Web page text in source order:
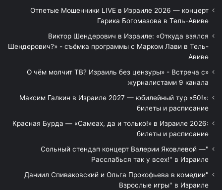
Отпетые Мошенники LIVE в Израиле 2026 — концерт
Гарика Богомазова в Тель-Авиве
Виктор Шендерович в Израиле: «Откуда взялся
Шендерович?» - съёмка программы с Марком Лави в Тель-
Авиве
«О чём молчит ТВ? Израиль без цензуры» - Встреча с
журналистами 9 канала
Максим Галкин в Израиле 2027 — юбилейный тур «50!»:
билеты и расписание
Красная Бурда — «Самеах, да и только!» в Израиле 2026:
билеты и расписание
"Сольный стендап концерт Валерии Яковлевой —
Расслабься так у всех!" в Израиле
"Даниил Спиваковский и Ольга Прокофьева в комедии
Взрослые игры" в Израиле